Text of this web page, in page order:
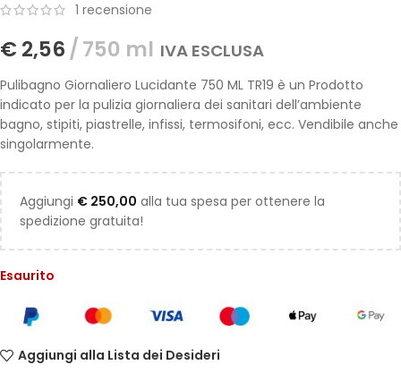
1 recensione
€ 2,56 750 ml IVA ESCLUSA
Pulibagno Giornaliero Lucidante 750 ML TR19 è un Prodotto
indicato per la pulizia giornaliera dei sanitari dell’ambiente
bagno, stipiti, piastrelle, infissi, termosifoni, ecc. Vendibile anche
singolarmente.
Aggiungi € 250,00 alla tua spesa per ottenere la
spedizione gratuita!
Esaurito
Aggiungi alla Lista dei Desideri